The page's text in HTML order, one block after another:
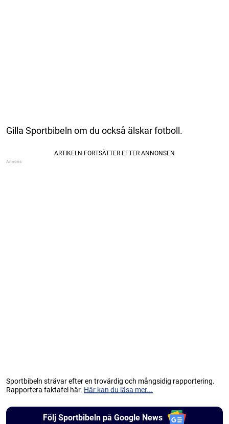
Gilla Sportbibeln om du också älskar fotboll.
Sportbibeln strävar efter en trovärdig och mångsidig rapportering.
Rapportera faktafel här. Här kan du läsa mer...
Följ Sportbibeln på Google News